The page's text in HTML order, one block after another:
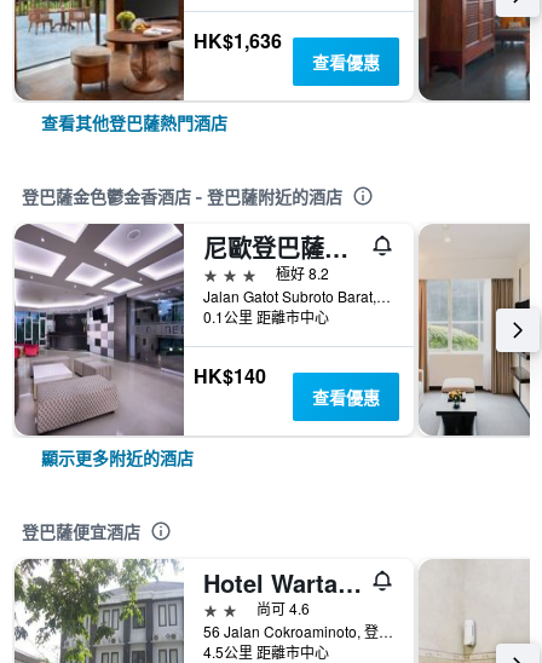
HK$1,636
查看優惠
查看其他登巴薩熱門酒店
登巴薩金色鬱金香酒店 - 登巴薩附近的酒店
尼歐登巴薩酒店
3星級
極好 8.2
Jalan Gatot Subroto Barat, 登巴薩, 印尼
0.1公里 距離市中心
HK$140
查看優惠
顯示更多附近的酒店
登巴薩便宜酒店
Hotel Warta Dua
2星級
尚可 4.6
56 Jalan Cokroaminoto, 登巴薩, 印尼
4.5公里 距離市中心